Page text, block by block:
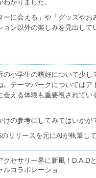
かりました。
に会える」や「グッズやお
ョン以外の楽しみを見出して
の小学生の嗜好について少し
。テーマパークについてはア
会える体験も重要視されてい
けの参考にしてみてはいかが
リリースを元にAIが執筆して
クセサリー界に新風！D.A.D
ルコラボレーショ...